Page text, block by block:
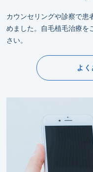
カウンセリングや診察で患
めました。自毛植毛治療を
さい。
よ